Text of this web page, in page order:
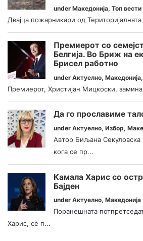
under Македонија, Топ вести
Двајца пожарникари од
Премиерот со
Белгија. Во Бриж на
Брисел работно
under Актуелно, Македонија,
Премиерот, Христијан Мицкоски, замина
Да го прославиме
under Актуелно, Избор,
Автор Биљана
кога се пр...
Камала Харис со
Бајден
under Актуелно, Македонија
Поранешната
Харис, сè п...